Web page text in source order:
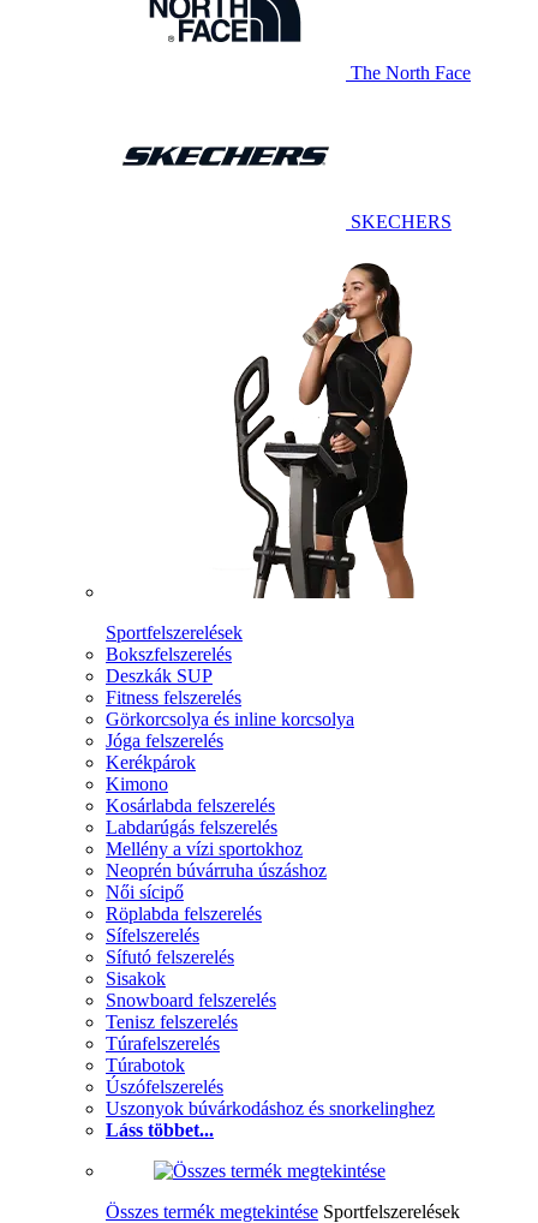
The North Face
SKECHERS
Sportfelszerelések
Bokszfelszerelés
Deszkák SUP
Fitness felszerelés
Görkorcsolya és inline korcsolya
Jóga felszerelés
Kerékpárok
Kimono
Kosárlabda felszerelés
Labdarúgás felszerelés
Mellény a vízi sportokhoz
Neoprén búvárruha úszáshoz
Női sícipő
Röplabda felszerelés
Sífelszerelés
Sífutó felszerelés
Sisakok
Snowboard felszerelés
Tenisz felszerelés
Túrafelszerelés
Túrabotok
Úszófelszerelés
Uszonyok búvárkodáshoz és snorkelinghez
Láss többet...
Összes termék megtekintése Sportfelszerelések